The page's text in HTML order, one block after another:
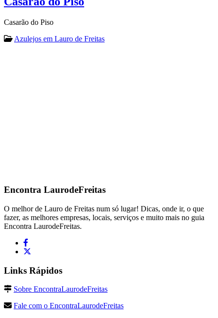
Casarão do Piso
Azulejos em Lauro de Freitas
Encontra LaurodeFreitas
O melhor de Lauro de Freitas num só lugar! Dicas, onde ir, o que
fazer, as melhores empresas, locais, serviços e muito mais no guia
Encontra LaurodeFreitas.
Links Rápidos
Sobre EncontraLaurodeFreitas
Fale com o EncontraLaurodeFreitas